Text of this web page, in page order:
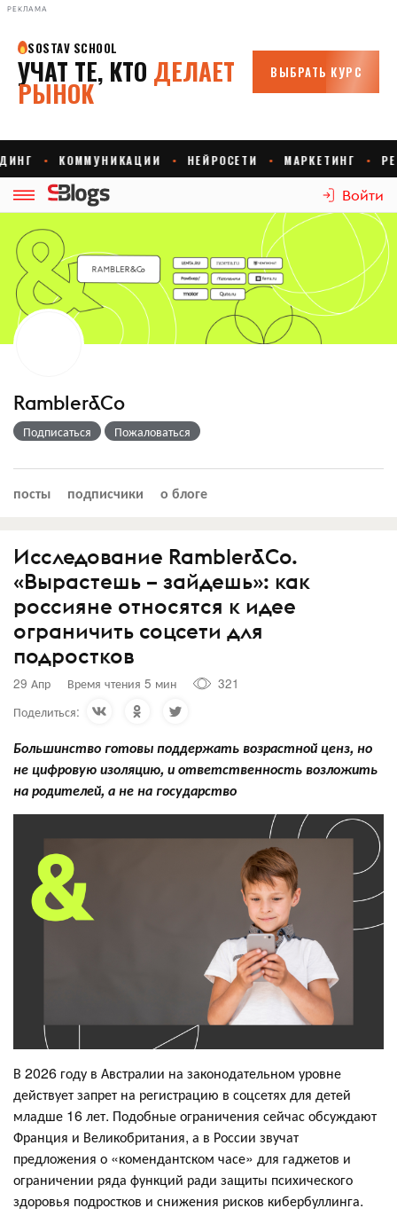
РЕКЛАМА
Войти
Rambler&Co
Подписаться Пожаловаться
посты подписчики о блоге
Исследование Rambler&Co.
«Вырастешь – зайдешь»: как
россияне относятся к идее
ограничить соцсети для
подростков
29 Апр Время чтения 5 мин
321
Поделиться:
Большинство готовы поддержать возрастной ценз, но
не цифровую изоляцию, и ответственность возложить
на родителей, а не на государство
В 2026 году в Австралии на законодательном уровне
действует запрет на регистрацию в соцсетях для детей
младше 16 лет. Подобные ограничения сейчас обсуждают
Франция и Великобритания, а в России звучат
предложения о «комендантском часе» для гаджетов и
ограничении ряда функций ради защиты психического
здоровья подростков и снижения рисков кибербуллинга.